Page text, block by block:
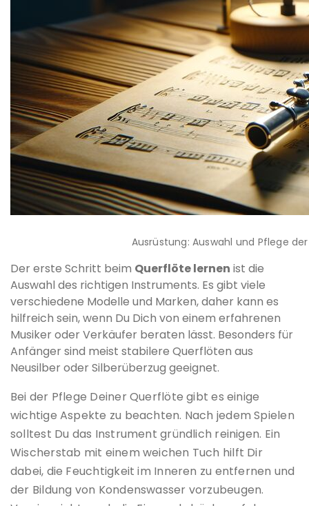
Ausrüstung: Auswahl und Pflege
Der erste Schritt beim Querflöte lernen ist die
Auswahl des richtigen Instruments. Es gibt viele
verschiedene Modelle und Marken, daher kann es
hilfreich sein, wenn Du Dich von einem erfahrenen
Musiker oder Verkäufer beraten lässt. Besonders für
Anfänger sind meist stabilere Querflöten aus
Neusilber oder Silberüberzug geeignet.
Bei der Pflege Deiner Querflöte gibt es einige
wichtige Aspekte zu beachten. Nach jedem Spielen
solltest Du das Instrument gründlich reinigen. Ein
Wischerstab mit einem weichen Tuch hilft Dir
dabei, die Feuchtigkeit im Inneren zu entfernen und
der Bildung von Kondenswasser vorzubeugen.